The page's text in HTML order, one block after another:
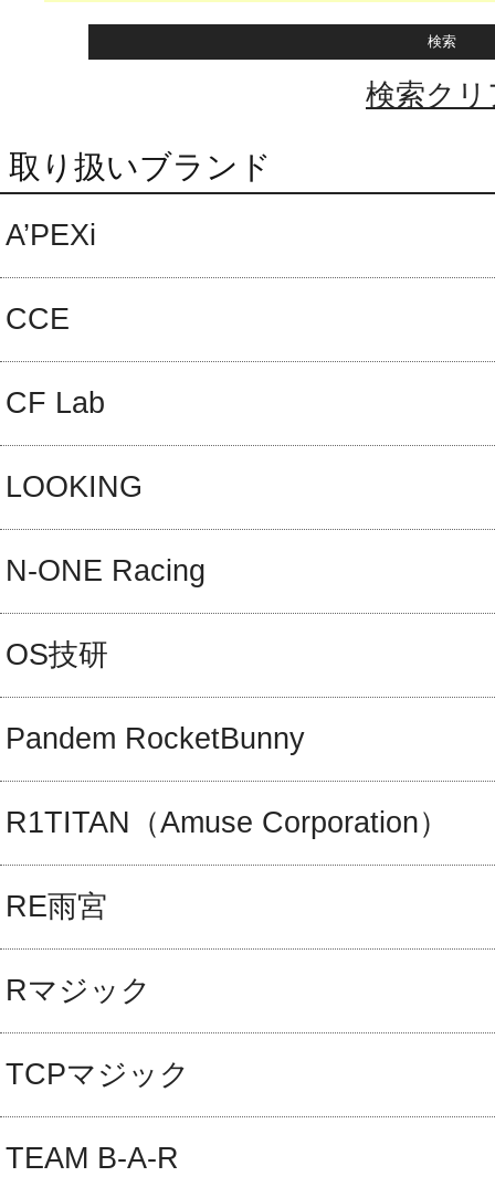
検索クリ
取り扱いブランド
A’PEXi
CCE
CF Lab
LOOKING
N-ONE Racing
OS技研
Pandem RocketBunny
R1TITAN（Amuse Corporation）
RE雨宮
Rマジック
TCPマジック
TEAM B-A-R